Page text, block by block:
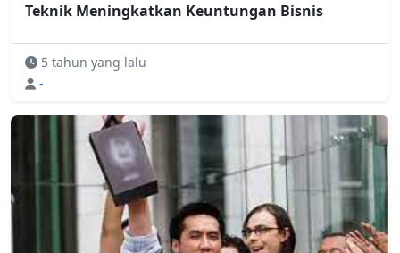
Teknik Meningkatkan Keuntungan Bisnis
5 tahun yang lalu
-